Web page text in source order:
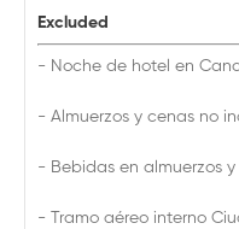
Excluded
- Noche de hotel en
- Almuerzos y cenas no
- Bebidas en almuerzos
- Tramo aéreo interno